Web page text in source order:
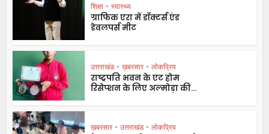
शिक्षा • स्वास्थ्य
ग्राफिक एरा में डॉक्टर्स एंड
डेवलपर्स मीट
उत्तराखंड • ख़बरसार • लोकप्रिय
राष्ट्रपति भवन के एट होम
रिसेप्शन के लिए अल्मोड़ा की...
ख़बरसार • उत्तराखंड • लोकप्रिय